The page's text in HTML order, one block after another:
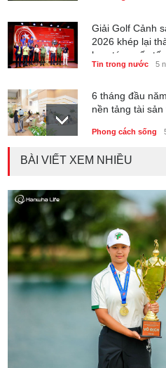
Giải Golf Cảnh
2026 khép lại
hợp tác quốc tế
Tin trong nước 5
6 tháng đầu
nền tảng tài
Phong cách sống
Thành lập
Phong cách sống
BÀI VIẾT XEM NHIỀU